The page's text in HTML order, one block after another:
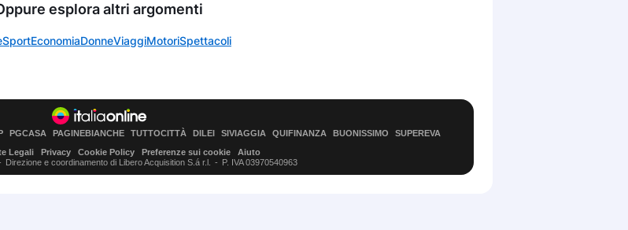
esplora altri argomenti
SportEconomiaDonneViaggiMotoriSpettacoli
PGCASA PAGINEBIANCHE TUTTOCITTÀ DILEI SIVIAGGIA QUIFINANZA BUONISSIMO
SUPEREVA
Legali Privacy Cookie Policy Preferenze sui cookie
Aiuto
Direzione e coordinamento di Libero Acquisition S.á r.l. P. IVA 03970540963